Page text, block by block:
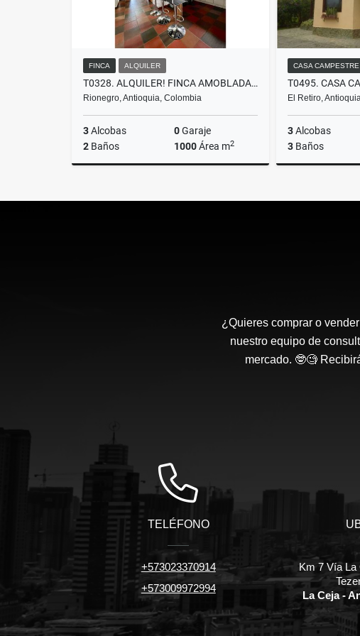
FINCA ALQUILER
T0328. ALQUILER! FINCA AMOBLADA EN EL SECTOR DEL AEROPUERTO
Rionegro, Antioquia, Colombia
3Alcobas 0Garaje
2 Baños 1000Área m2
$5.500.000
CASA CAMPESTRE
El Retiro,
3Alcobas
3 Baños
¿Quieres comprar o
nuestro equipo de
mercado. 🤓🧐
TELÉFONO
+573023370914
+573009972994
Km 7 Vía La
La Ceja -